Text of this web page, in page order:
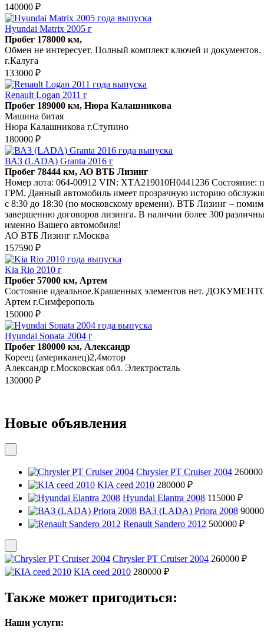
140000 ₽
Hyundai Matrix 2005 г
Пробег 178000 км,
Обмен не интересует. Полный комплект ключей и документов.
г.Калуга
133000 ₽
Renault Logan 2011 г
Пробег 189000 км, Нюра Калашникова
Машина битая
Нюра Калашникова г.Ступино
180000 ₽
ВАЗ (LADA) Granta 2016 г
Пробег 78444 км, АО ВТБ Лизинг
Hoмeр лота: 064-00912 VIN: XTА219010Н0441236 Соcтояниe:
ГРМ. Данный aвтoмoбиль имеет пpoзpaчную истоpию
с 8:30 до 18:30 (по московскому времени). ВТБ Лизинг –
завершению договоров лизинга. В наличии более 300
именно Вашего автомобиля!
АО ВТБ Лизинг г.Москва
157590 ₽
Kia Rio 2010 г
Пробег 57000 км, Артем
Состояние идеальное.Крашенных элементов нет.
Артем г.Симферополь
150000 ₽
Hyundai Sonata 2004 г
Пробег 180000 км, Александр
Кореец (американец)2,4мотор
Александр г.Московская обл. Электросталь
130000 ₽
Новые объявления
Chrysler PT Cruiser 2004
KIA ceed 2010 280000 ₽
Hyundai Elantra 2008 115000 ₽
ВАЗ (LADA) Priora 2008
Renault Sandero 2012 500000 ₽
Chrysler PT Cruiser 2004 260000 ₽
KIA ceed 2010 280000 ₽
Также может пригодиться:
Наши услуги: